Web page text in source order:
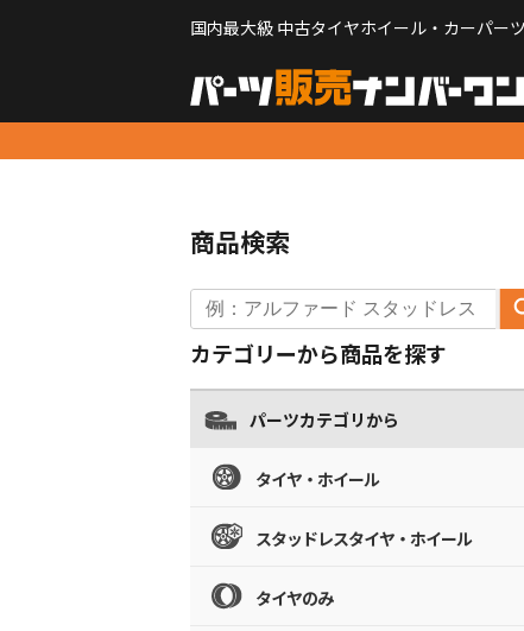
国内最大級 中古タイヤホイール・カーパー
商品検索
カテゴリーから商品を探す
パーツカテゴリから
タイヤ・ホイール
スタッドレスタイヤ・ホイール
タイヤのみ